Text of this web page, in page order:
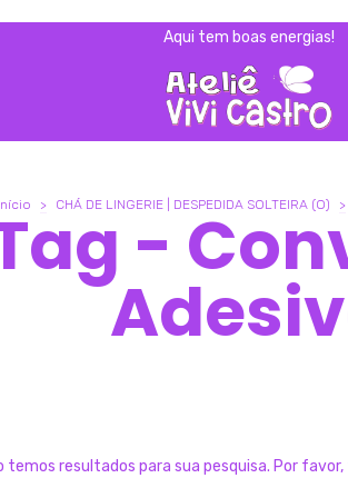
Aqui tem boas energias!
> CHÁ DE LINGERIE | DESPEDIDA SOLTEIRA (O) >
-
temos resultados para sua pesquisa. Por